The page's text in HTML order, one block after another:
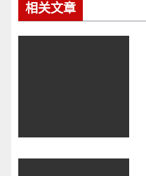
相关文章